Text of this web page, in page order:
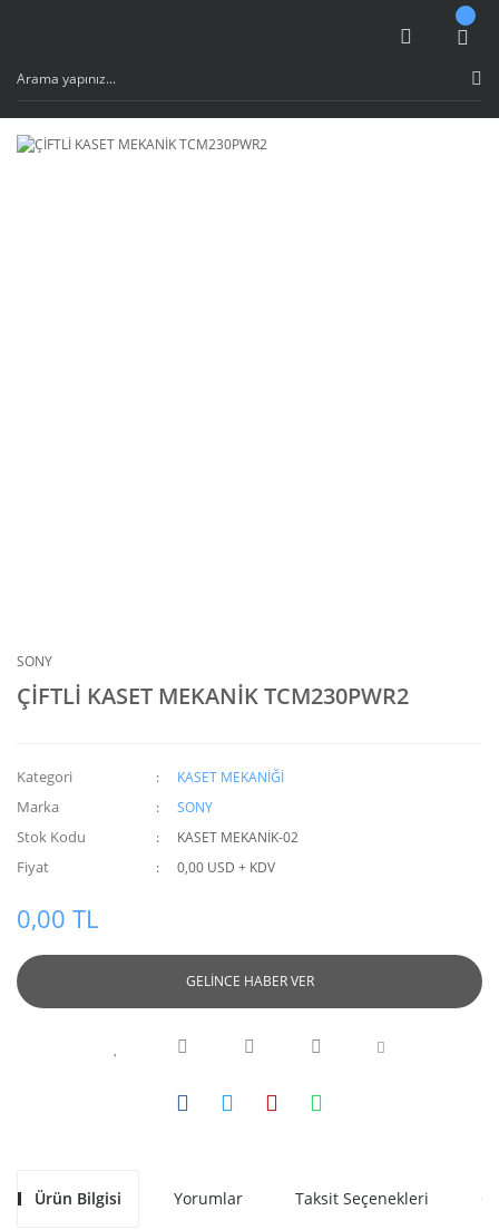
SONY
ÇİFTLİ KASET MEKANİK TCM230PWR2
Kategori KASET MEKANİĞİ
Marka SONY
Stok Kodu KASET MEKANİK-02
Fiyat 0,00 USD + KDV
0,00 TL
GELİNCE HABER VER
Ürün Bilgisi Yorumlar Taksit Seçenekleri